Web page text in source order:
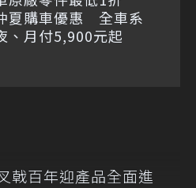
夏購車優惠 全車系
、月付5,900元起
戟百年迎產品全面進